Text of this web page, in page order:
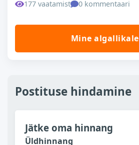
177 vaatamist 0 kommentaari
Mine algallikale
Postituse hindamine
Jätke oma hinnang
Üldhinnang